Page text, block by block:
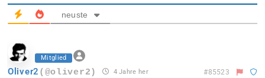
neuste
Mitglied
Oliver2 (@oliver2) 4 Jahre her #85523